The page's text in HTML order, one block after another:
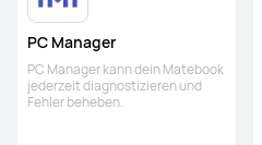
PC Manager
PC Manager kann dein Matebook
jederzeit diagnostizieren und
Fehler beheben.